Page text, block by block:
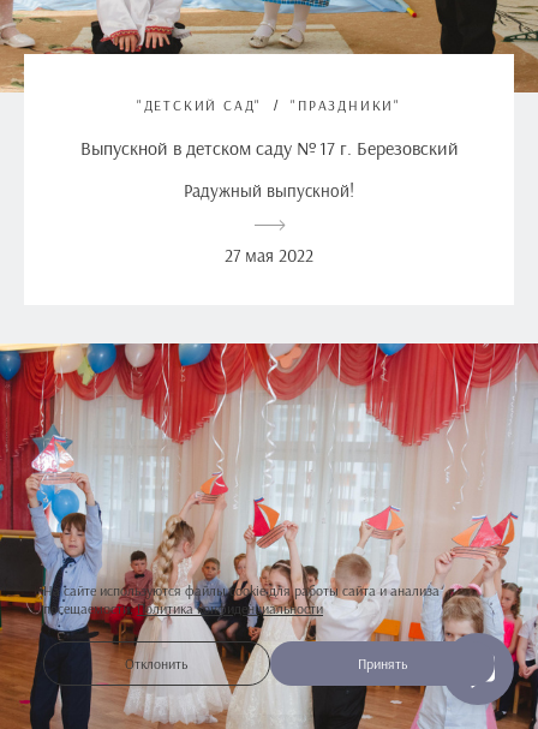
"ДЕТСКИЙ САД" "ПРАЗДНИКИ"
Выпускной в детском саду № 17 г. Березовский
Радужный выпускной!
27 мая 2022
На сайте используются файлы cookie для работы сайта и анализа
посещаемости.Политика конфиденциальности
Отклонить Принять